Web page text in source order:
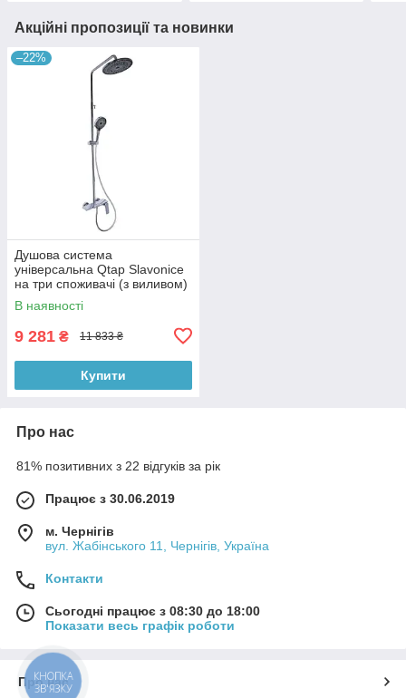
Акційні пропозиції та новинки
–22%
Душова система
універсальна Qtap Slavonice
на три споживачі (з виливом)
QTSLA111CRM45904 Chrome
В наявності
9 281 ₴ 11 833 ₴
Купити
Про нас
81% позитивних з 22 відгуків за рік
Працює з 30.06.2019
м. Чернігів
вул. Жабінського 11, Чернігів, Україна
Контакти
Сьогодні працює з 08:30 до 18:00
Показати весь графік роботи
Про нас
КНОПКА
ЗВ'ЯЗКУ